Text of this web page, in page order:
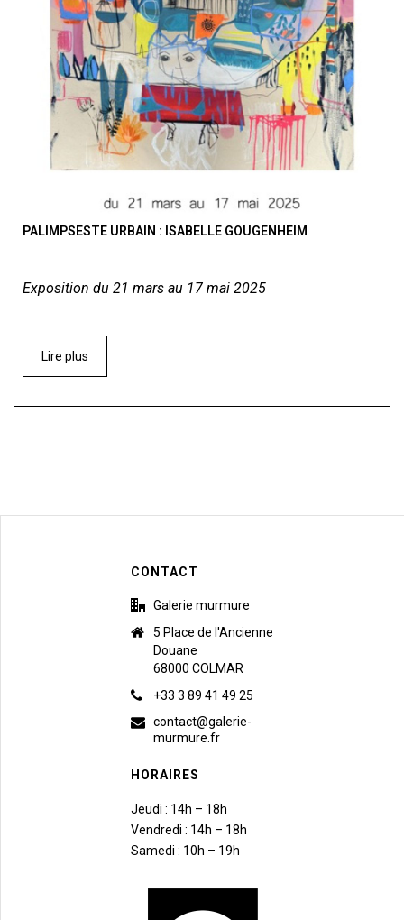
PALIMPSESTE URBAIN : ISABELLE GOUGENHEIM
Exposition du 21 mars au 17 mai 2025
Lire plus
CONTACT
Galerie murmure
5 Place de l'Ancienne
Douane
68000 COLMAR
+33 3 89 41 49 25
contact@galerie-
murmure.fr
HORAIRES
Jeudi : 14h – 18h
Vendredi : 14h – 18h
Samedi : 10h – 19h